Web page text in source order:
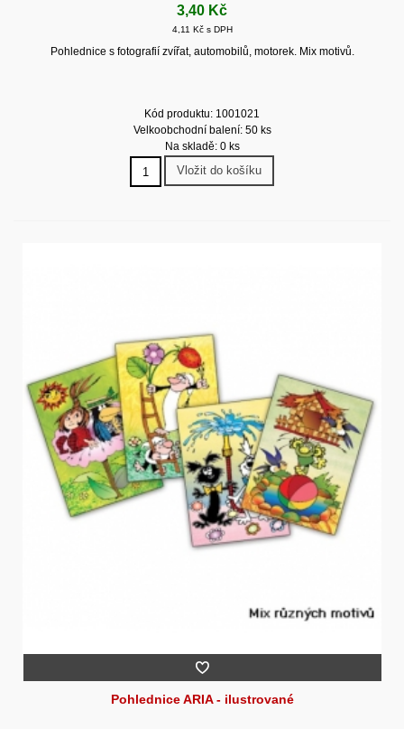
3,40 Kč
4,11 Kč s DPH
Pohlednice s fotografií zvířat, automobilů, motorek. Mix motivů.
Kód produktu: 1001021
Velkoobchodní balení: 50 ks
Na skladě: 0 ks
Vložit do košíku
Pohlednice ARIA - ilustrované